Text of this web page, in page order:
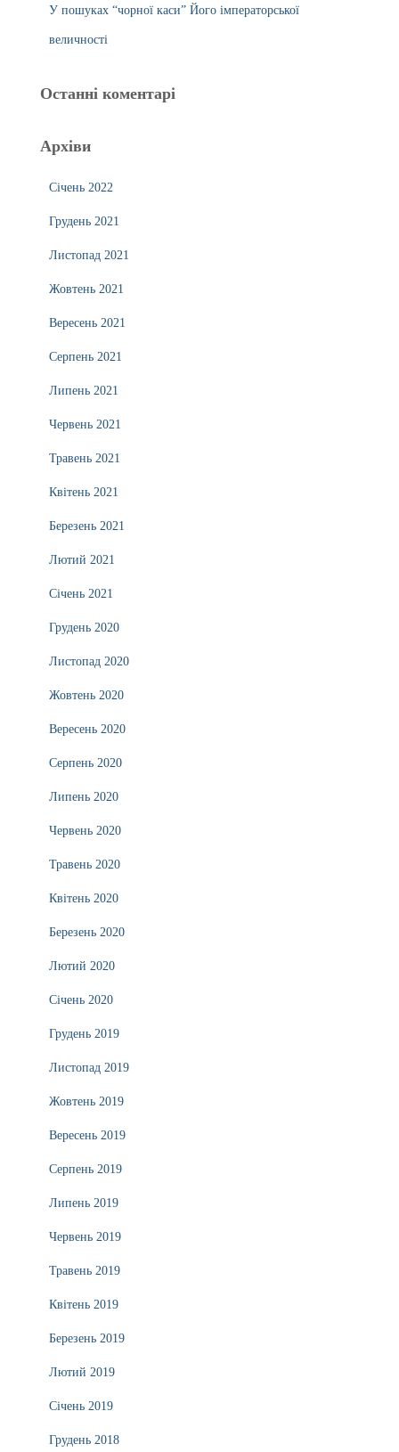
У пошуках “чорної каси” Його імператорської
величності
Останні коментарі
Архіви
Січень 2022
Грудень 2021
Листопад 2021
Жовтень 2021
Вересень 2021
Серпень 2021
Липень 2021
Червень 2021
Травень 2021
Квітень 2021
Березень 2021
Лютий 2021
Січень 2021
Грудень 2020
Листопад 2020
Жовтень 2020
Вересень 2020
Серпень 2020
Липень 2020
Червень 2020
Травень 2020
Квітень 2020
Березень 2020
Лютий 2020
Січень 2020
Грудень 2019
Листопад 2019
Жовтень 2019
Вересень 2019
Серпень 2019
Липень 2019
Червень 2019
Травень 2019
Квітень 2019
Березень 2019
Лютий 2019
Січень 2019
Грудень 2018